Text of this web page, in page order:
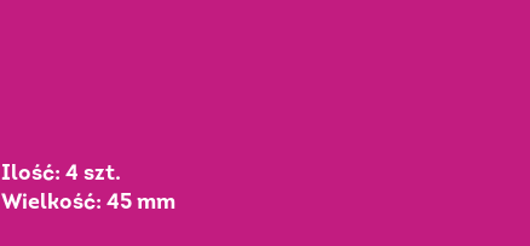
Ilość: 4 szt.
Wielkość: 45 mm